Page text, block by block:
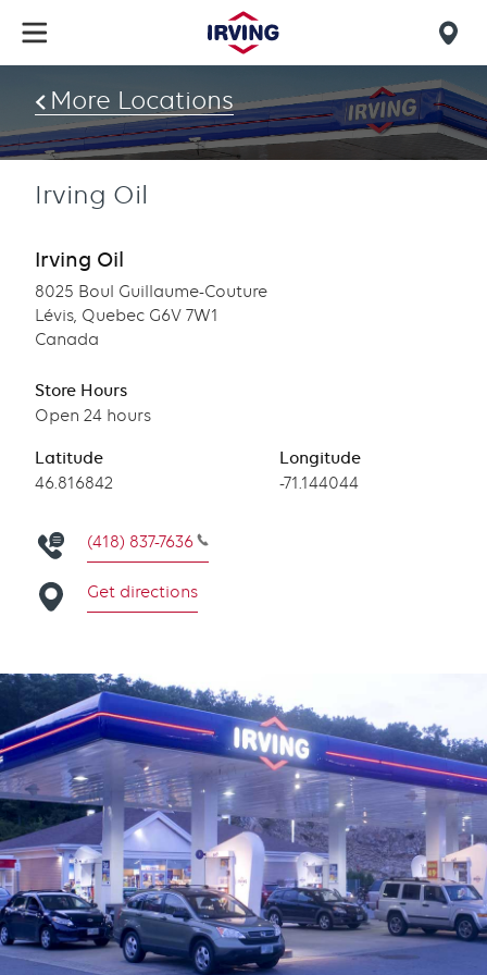
main
content
find
us
More Locations
Irving Oil
Irving Oil
8025 Boul Guillaume-Couture
Lévis, Quebec G6V 7W1
Canada
Store Hours
Open 24 hours
Latitude
Latitude
46.816842
Longitude
Longitude
-71.144044
(418) 837-7636
Get directions